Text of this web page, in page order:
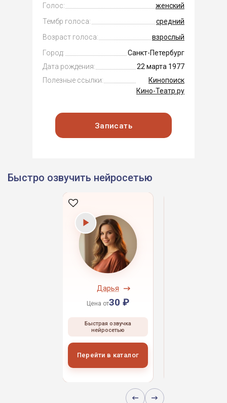
Голос:
женский
Тембр голоса:
средний
Возраст голоса:
взрослый
Город:
Санкт-Петербург
Дата рождения:
22 марта 1977
Полезные ссылки:
Кинопоиск
Кино-Театр.ру
Записать
Быстро озвучить нейросетью
Дарья
Цена от30 ₽
Быстрая озвучка
нейросетью
Перейти в каталог